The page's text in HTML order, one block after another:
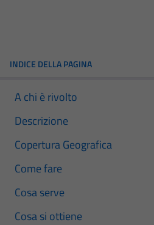
INDICE DELLA PAGINA
A chi è rivolto
Descrizione
Copertura Geografica
Come fare
Cosa serve
Cosa si ottiene